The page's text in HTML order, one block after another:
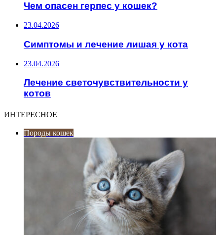
Чем опасен герпес у кошек?
23.04.2026
Симптомы и лечение лишая у кота
23.04.2026
Лечение светочувствительности у
котов
ИНТЕРЕСНОЕ
Породы кошек